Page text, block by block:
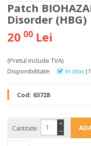
Patch
Disorder (HBG)
20 00 Lei
(Pretul include TVA)
Disponibilitate:
In stoc
Cod: 63728
Cantitate: −
+